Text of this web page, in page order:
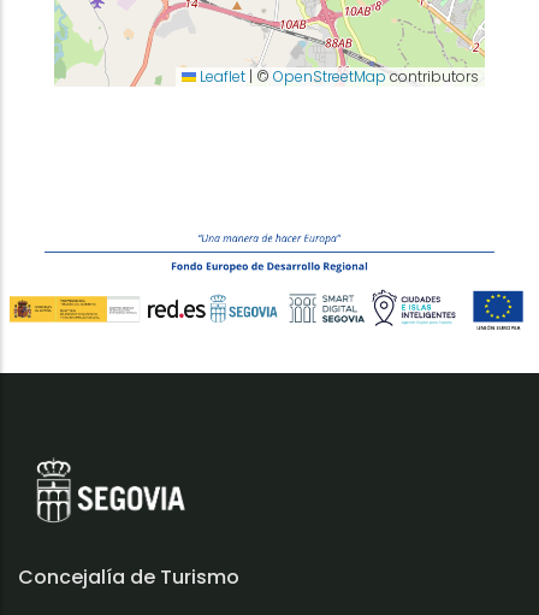
Leaflet | © OpenStreetMapcontributors
Concejalía de Turismo